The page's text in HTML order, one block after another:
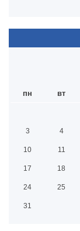
пн вт
3 4
10 11
17 18
24 25
31